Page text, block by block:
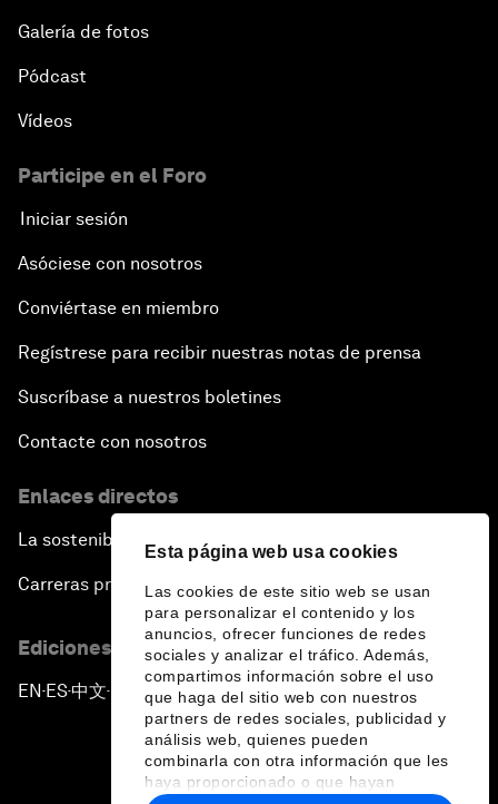
Esta página web usa cookies
Las cookies de este sitio web se usan
para personalizar el contenido y los
anuncios, ofrecer funciones de redes
sociales y analizar el tráfico. Además,
compartimos información sobre el uso
que haga del sitio web con nuestros
partners de redes sociales, publicidad y
análisis web, quienes pueden
combinarla con otra información que les
haya proporcionado o que hayan
Galería de fotos
Pódcast
Vídeos
Participe en el Foro
Iniciar sesión
Asóciese con nosotros
Conviértase en miembro
Regístrese para recibir nuestras notas de prensa
Suscríbase a nuestros boletines
Contacte con nosotros
Enlaces directos
La sostenibilidad en el Foro
Carreras profesionales
Ediciones en otros idiomas
EN ▪ES▪中文▪ 日本語